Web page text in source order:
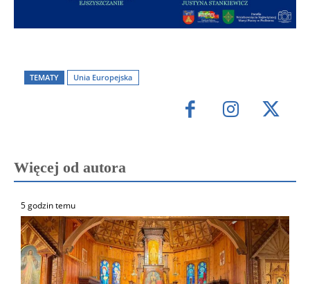
TEMATY Unia Europejska
Więcej od autora
5 godzin temu